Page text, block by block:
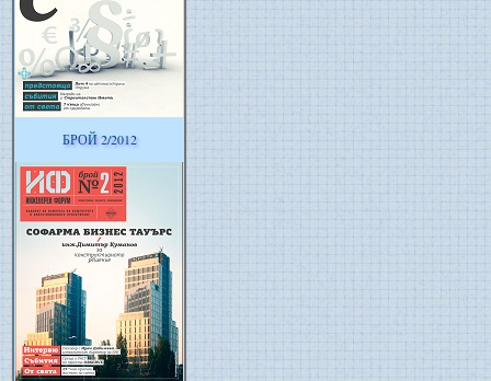
БРОЙ 2/2012